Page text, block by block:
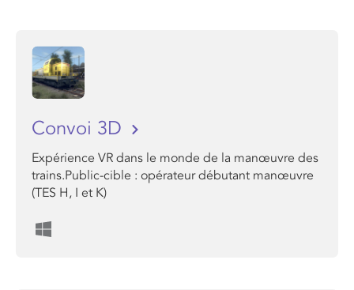
Convoi 3D
Expérience VR dans le monde de la manœuvre des
trains.Public-cible : opérateur débutant manœuvre
(TES H, I et K)